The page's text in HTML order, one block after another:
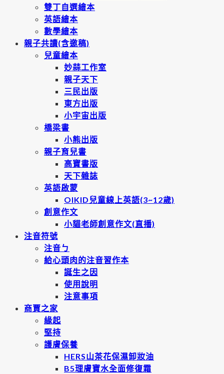
雙丁自選繪本
英語繪本
數學繪本
親子共讀(含邀稿)
兒童繪本
妙蒜工作室
親子天下
三民出版
東方出版
小宇宙出版
橋梁書
小熊出版
親子育兒書
高寶書版
天下雜誌
英語啟蒙
OIKID兒童線上英語(3~12歲)
創意作文
小貓老師創意作文(直播)
注音符號
注音ㄅ
給心頭肉的注音習作本
誕生之因
使用說明
注意事項
商賈之家
緣起
堅持
護膚保養
HERS山茶花保濕卸妝油
B5理膚寶水全面修復霜